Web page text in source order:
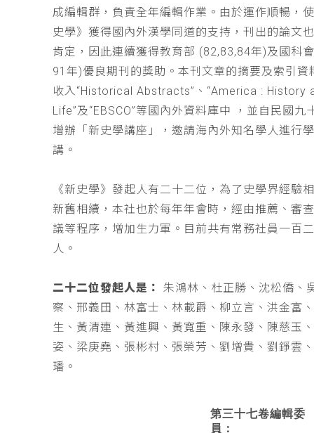
成編輯群，負責全年編輯作業。由於運作順暢，
史學》獲得國內外漢學同道的支持，刊出的論文
肯定，因此連續獲得教育部 (82,83,84年)及國科
91年)優良期刊的獎助。本刊文章的摘要及索引資
收入“Historical Abstracts”、“America : History
Life”及“EBSCO”等國內外資料庫中 ，並自民國九
增辦「新史學講座」，邀請海內外知名學人進行
講。
《新史學》發起人有二十二位，為了史學界經驗
新舊相續，本社也於每年年會時，經由推薦、審
議等程序，增加生力軍。目前共有常務社員一百
人。
二十二位發起人是：
朱鴻林、杜正勝、沈松僑、
察、邢義田、林富士、林載爵、柳立言、洪金富
生、黃清連、黃進興、黃寬重、陳永發、陳慈玉
姿、梁庚堯、張彬村、張榮芳、劉增貴、劉錚雲
璠。
第三十七卷編輯委
員：